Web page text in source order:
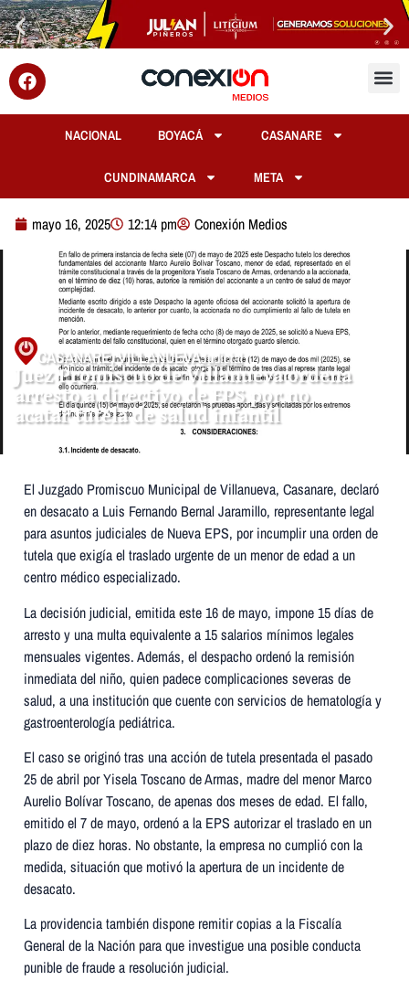
NACIONAL BOYACÁ CASANARE
CUNDINAMARCA META
mayo 16, 2025 12:14 pm Conexión Medios
CASANARE,VILLANUEVAJudicial
Juez Promiscuo de Villanueva ordena
arresto a directivo de EPS por no
acatar tutela de salud infantil
El Juzgado Promiscuo Municipal de Villanueva, Casanare, declaró
en desacato a Luis Fernando Bernal Jaramillo, representante legal
para asuntos judiciales de Nueva EPS, por incumplir una orden de
tutela que exigía el traslado urgente de un menor de edad a un
centro médico especializado.
La decisión judicial, emitida este 16 de mayo, impone 15 días de
arresto y una multa equivalente a 15 salarios mínimos legales
mensuales vigentes. Además, el despacho ordenó la remisión
inmediata del niño, quien padece complicaciones severas de
salud, a una institución que cuente con servicios de hematología y
gastroenterología pediátrica.
El caso se originó tras una acción de tutela presentada el pasado
25 de abril por Yisela Toscano de Armas, madre del menor Marco
Aurelio Bolívar Toscano, de apenas dos meses de edad. El fallo,
emitido el 7 de mayo, ordenó a la EPS autorizar el traslado en un
plazo de diez horas. No obstante, la empresa no cumplió con la
medida, situación que motivó la apertura de un incidente de
desacato.
La providencia también dispone remitir copias a la Fiscalía
General de la Nación para que investigue una posible conducta
punible de fraude a resolución judicial.